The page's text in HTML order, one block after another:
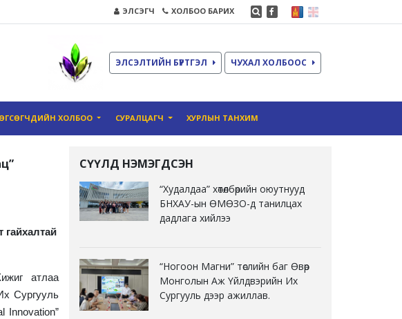
ЭЛСЭГЧ ХОЛБОО БАРИХ
ЭЛСЭЛТИЙН БҮРТГЭЛ ЧУХАЛ ХОЛБООС
ХОЛБОО СУРАЛЦАГЧ ХУРЛЫН ТАНХИМ
гайхалтай
атлаа
Сургууль
Innovation”
СҮҮЛД НЭМЭГДСЭН
“Худалдаа” хөтөлбөрийн оюутнууд
БНХАУ-ын ӨМӨЗО-д танилцах
дадлага хийлээ
“Ногоон Магни” төслийн баг Өвөр
Монголын Аж Үйлдвэрийн Их
Сургууль дээр ажиллав.